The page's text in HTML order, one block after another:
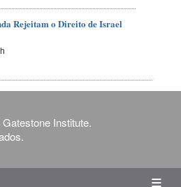
Rejeitam o Direito de Israel
Institute.